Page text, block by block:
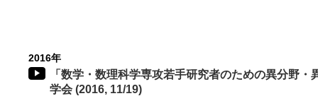
2016年
「数学・数理科学専攻若手研究者のための異分野
学会 (2016, 11/19)